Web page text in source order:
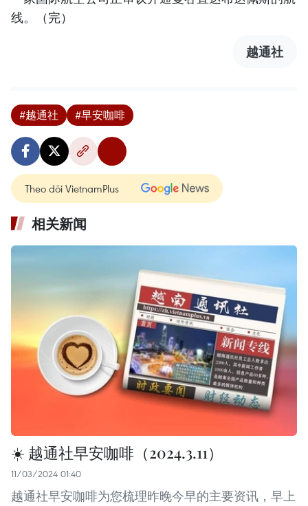
线。（完）
越通社
#越通社 #早安咖啡
Theo dõi VietnamPlus
相关新闻
☀️ 越通社早安咖啡（2024.3.11）
11/03/2024 01:40
越通社早安咖啡为您梳理昨晚今早的主要资讯，早上